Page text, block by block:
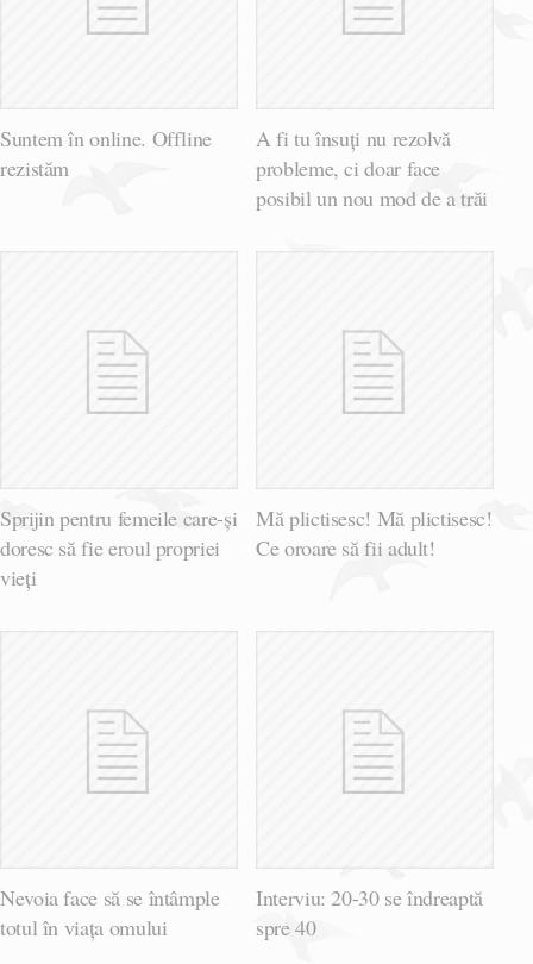
Suntem în online. Offline
rezistăm
A fi tu însuți nu rezolvă
probleme, ci doar face
posibil un nou mod de a trăi
Sprijin pentru femeile care-și
doresc să fie eroul propriei
vieți
Mă plictisesc! Mă plictisesc!
Ce oroare să fii adult!
Nevoia face să se întâmple
totul în viața omului
Interviu: 20-30 se îndreaptă
spre 40